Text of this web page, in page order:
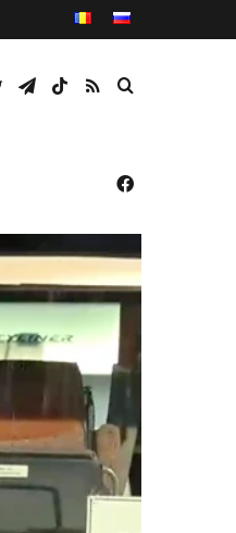
Caută
RSS
TikTok
Telegram
Twitter
Facebook